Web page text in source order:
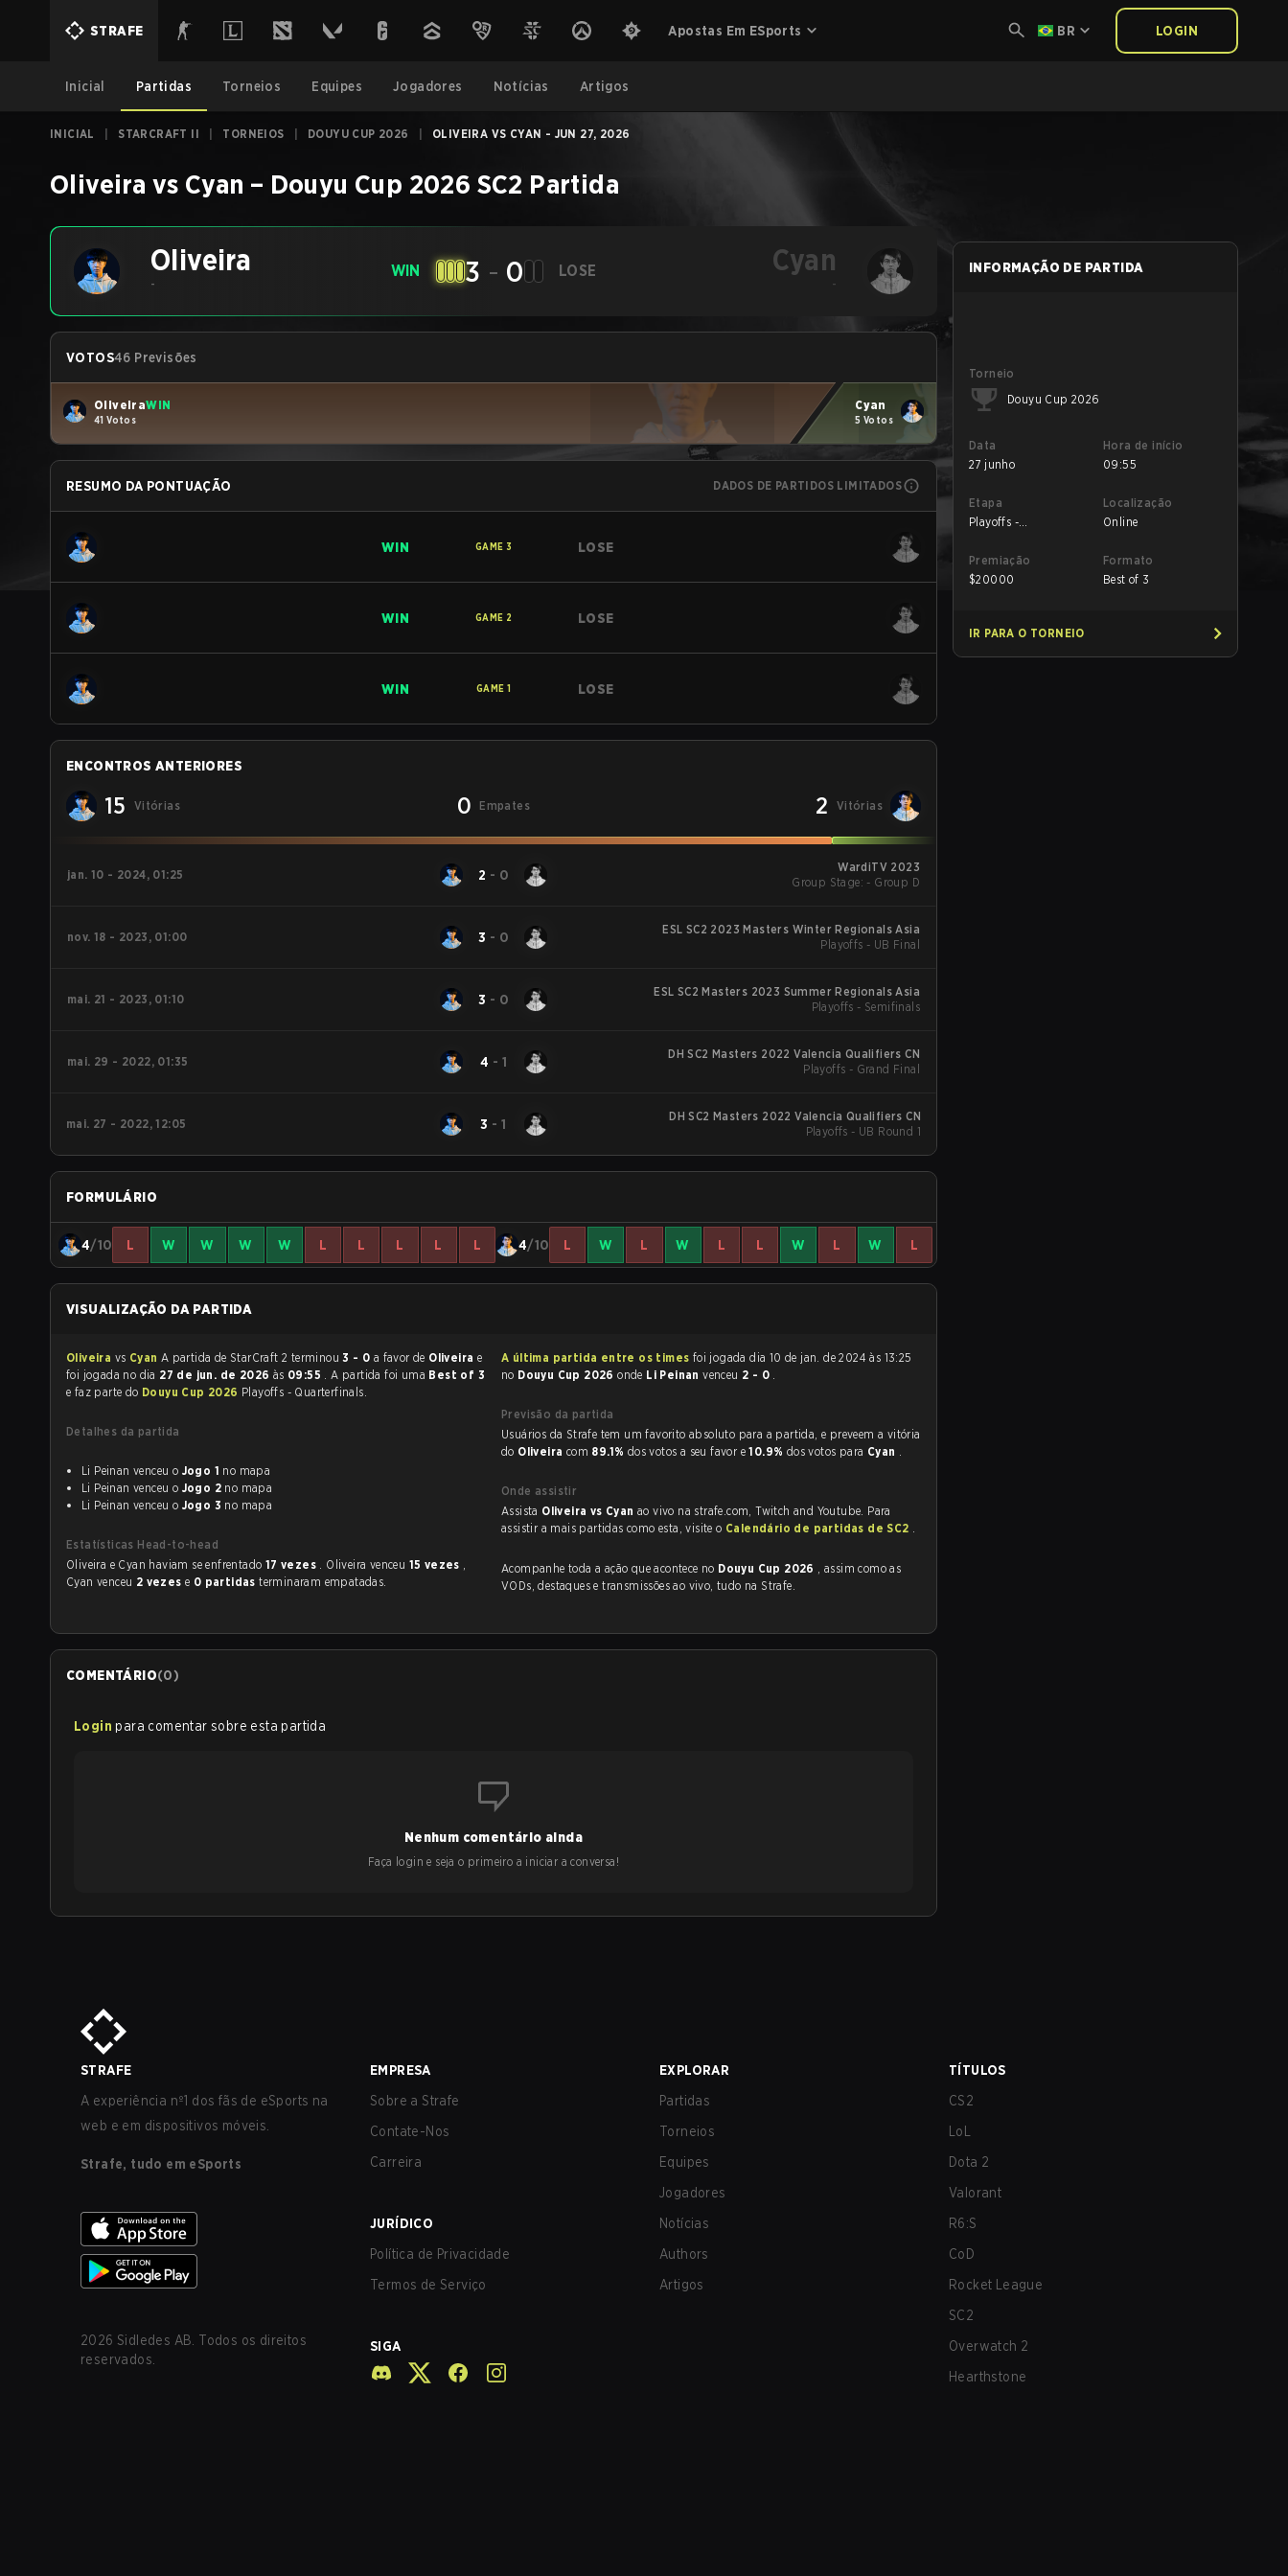
STRAFE Apostas Em ESports BR LOGIN
Inicial Partidas Torneios Equipes Jogadores Notícias Artigos
INICIAL STARCRAFT II TORNEIOS DOUYU CUP 2026 OLIVEIRA VS CYAN - JUN 27, 2026
Oliveira vs Cyan – Douyu Cup 2026 SC2 Partida
Oliveira
-
WIN 3 - 0 LOSE Cyan
-
VOTOS46 Previsões
OliveiraWIN
41 Votos
Cyan
5 Votos
RESUMO DA PONTUAÇÃO DADOS DE PARTIDOS LIMITADOS
WIN GAME 3 LOSE
WIN GAME 2 LOSE
WIN GAME 1 LOSE
ENCONTROS ANTERIORES
15 Vitórias 0 Empates 2 Vitórias
jan. 10 - 2024, 01:25 2 - 0
WardiTV 2023
Group Stage: - Group D
nov. 18 - 2023, 01:00 3 - 0
ESL SC2 2023 Masters Winter Regionals Asia
Playoffs - UB Final
mai. 21 - 2023, 01:10 3 - 0
ESL SC2 Masters 2023 Summer Regionals Asia
Playoffs - Semifinals
mai. 29 - 2022, 01:35 4 - 1
DH SC2 Masters 2022 Valencia Qualifiers CN
Playoffs - Grand Final
mai. 27 - 2022, 12:05 3 -1
DH SC2 Masters 2022 Valencia Qualifiers CN
Playoffs - UB Round 1
FORMULÁRIO
4/10 L W W W W L L L L L 4/10 L W L W L L W L W L
VISUALIZAÇÃO DA PARTIDA
Oliveira vs Cyan A partida de StarCraft 2 terminou3 - 0 a favor de Oliveira e
foi jogada no dia 27 de jun. de 2026 às 09:55 . A partida foi uma Best of 3
e faz parte do Douyu Cup 2026 Playoffs - Quarterfinals.
Detalhes da partida
Li Peinan venceu o Jogo 1 no mapa
Li Peinan venceu o Jogo 2 no mapa
Li Peinan venceu o Jogo 3 no mapa
Estatísticas Head-to-head
Oliveira e Cyan haviam se enfrentado 17 vezes . Oliveira venceu 15 vezes ,
Cyan venceu 2 vezes e 0 partidasterminaram empatadas.
A última partida entre os times
no Douyu Cup 2026onde Li Peinanvenceu 2 - 0 .
Previsão da partida
Usuários da Strafe tem um favorito absoluto para a partida, e preveem a vitória
do Oliveira com 89.1% dos votos a seu favor e10.9% dos votos para Cyan .
Onde assistir
Assista Oliveira vs Cyan ao vivo na strafe.com, Twitch and Youtube. Para
assistir a mais partidas como esta, visite o Calendário de partidas de SC2 .
Acompanhe toda a ação que acontece no Douyu Cup 2026 , assim como as
VODs, destaques e transmissões ao vivo, tudo na Strafe.
COMENTÁRIO(0)
Login para comentar sobre esta partida
Nenhum comentário ainda
Faça login e seja o primeiro a iniciar a conversa!
INFORMAÇÃO DE PARTIDA
Torneio
Douyu Cup 2026
Data
27 junho
Hora de início
09:55
Etapa
Playoffs -
Localização
Online
Premiação
$20000
Formato
Best of 3
IR PARA O TORNEIO
STRAFE
A experiência nº1 dos fãs de eSports na
web e em dispositivos móveis.
Strafe, tudo em eSports
2026 Sidledes AB. Todos os direitos
reservados.
EMPRESA
Sobre a Strafe
Contate-Nos
Carreira
JURÍDICO
Política de Privacidade
Termos de Serviço
SIGA
EXPLORAR
Partidas
Torneios
Equipes
Jogadores
Notícias
Authors
Artigos
TÍTULOS
CS2
LoL
Dota 2
Valorant
R6:S
CoD
Rocket League
SC2
Overwatch 2
Hearthstone